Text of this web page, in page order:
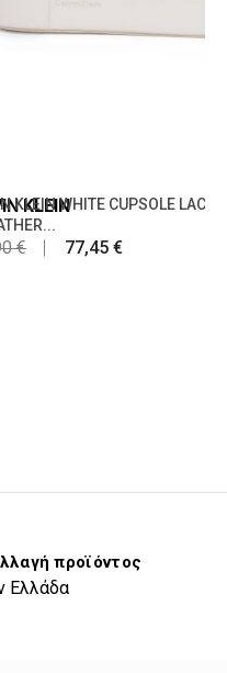
KLEIN
KLEIN WHITE CUPSOLE LACE
€ 77,45 €
προϊόντος
Ελλάδα